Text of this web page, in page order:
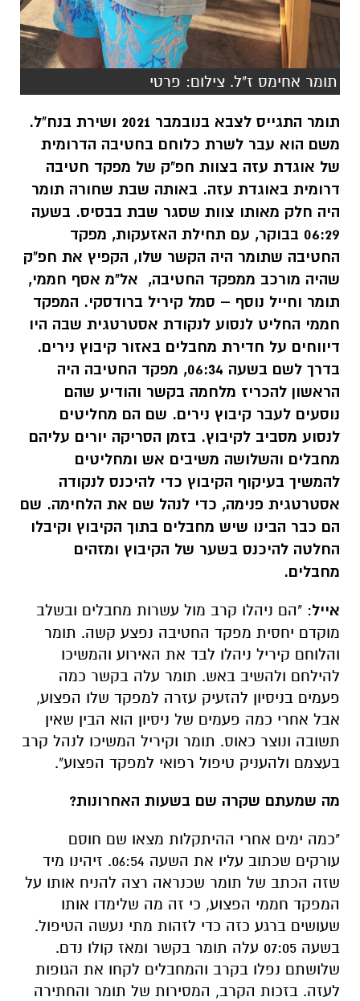
תומר אחימס ז"ל. צילום: פרטי
תומר התגייס לצבא בנובמבר 2021 ושירת בנח"ל.
משם הוא עבר לשרת כלוחם בחטיבה הדרומית
של אוגדת עזה בצוות חפ"ק של מפקד חטיבה
דרומית באוגדת עזה. באותה שבת שחורה תומר
היה חלק מאותו צוות שסגר שבת בבסיס. בשעה
06:29 בבוקר, עם תחילת האזעקות, מפקד
החטיבה שתומר היה הקשר שלו, הקפיץ את חפ"ק
שהיה מורכב ממפקד החטיבה, אל"מ אסף חממי,
תומר וחייל נוסף – סמל קיריל ברודסקי. המפקד
חממי החליט לנסוע לנקודת אסטרטגית שבה היו
דיווחים על חדירת מחבלים באזור קיבוץ נירים.
בדרך לשם בשעה 06:34, מפקד החטיבה היה
הראשון להכריז מלחמה בקשר והודיע שהם
נוסעים לעבר קיבוץ נירים. שם הם מחליטים
לנסוע מסביב לקיבוץ. בזמן הסריקה יורים עליהם
מחבלים והשלושה משיבים אש ומחליטים
להמשיך בעיקוף הקיבוץ כדי להיכנס לנקודה
אסטרטגית פנימה, כדי לנהל שם את הלחימה. שם
הם כבר הבינו שיש מחבלים בתוך הקיבוץ וקיבלו
החלטה להיכנס בשער של הקיבוץ ומזהים
מחבלים.
אייל: "הם ניהלו קרב מול עשרות מחבלים ובשלב
מוקדם יחסית מפקד החטיבה נפצע קשה. תומר
והלוחם קיריל ניהלו לבד את האירוע והמשיכו
להילחם ולהשיב באש. תומר עלה בקשר כמה
פעמים בניסיון להזעיק עזרה למפקד שלו הפצוע,
אבל אחרי כמה פעמים של ניסיון הוא הבין שאין
תשובה ונוצר כאוס. תומר וקיריל המשיכו לנהל קרב
בעצמם ולהעניק טיפול רפואי למפקד הפצוע".
מה שמעתם שקרה שם בשעות האחרונות?
"כמה ימים אחרי ההיתקלות מצאו שם חוסם
עורקים שכתוב עליו את השעה 06:54. זיהינו מיד
שזה הכתב של תומר שכנראה רצה להניח אותו על
המפקד חממי הפצוע, כי זה מה שלימדו אותו
שעושים ברגע כזה כדי לזהות מתי נעשה הטיפול.
בשעה 07:05 עלה תומר בקשר ומאז קולו נדם.
שלושתם נפלו בקרב והמחבלים לקחו את הגופות
לעזה. בזכות הקרב, המסירות של תומר והחתירה